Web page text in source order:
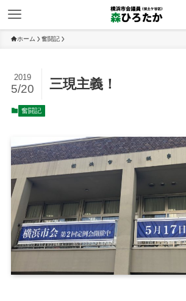
ホーム 奮闘記
三現主義！
2019
5/20
奮闘記